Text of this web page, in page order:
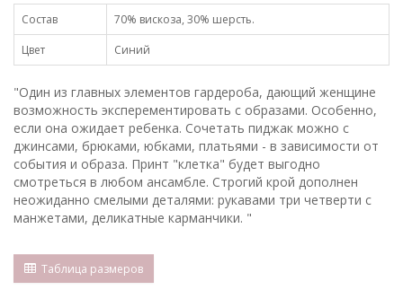
Состав
70% вискоза, 30% шерсть.
Цвет
Синий
"Один из главных элементов гардероба, дающий женщине
возможность эксперементировать с образами. Особенно,
если она ожидает ребенка. Сочетать пиджак можно с
джинсами, брюками, юбками, платьями - в зависимости от
события и образа. Принт "клетка" будет выгодно
смотреться в любом ансамбле. Строгий крой дополнен
неожиданно смелыми деталями: рукавами три четверти с
манжетами, деликатные карманчики. "
Таблица размеров